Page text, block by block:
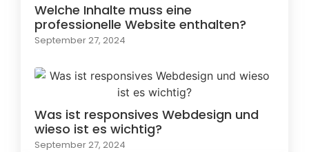
Welche Inhalte muss eine
professionelle Website enthalten?
September 27, 2024
Was ist responsives Webdesign und
wieso ist es wichtig?
September 27, 2024